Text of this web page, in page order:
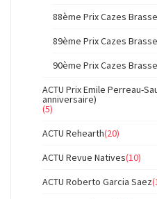
88ème Prix Cazes
89ème Prix Cazes
90ème Prix Cazes
ACTU Prix Emile Perreau-
anniversaire)
(5)
ACTU Rehearth(20)
ACTU Revue Natives(10)
ACTU Roberto Garcia Saez